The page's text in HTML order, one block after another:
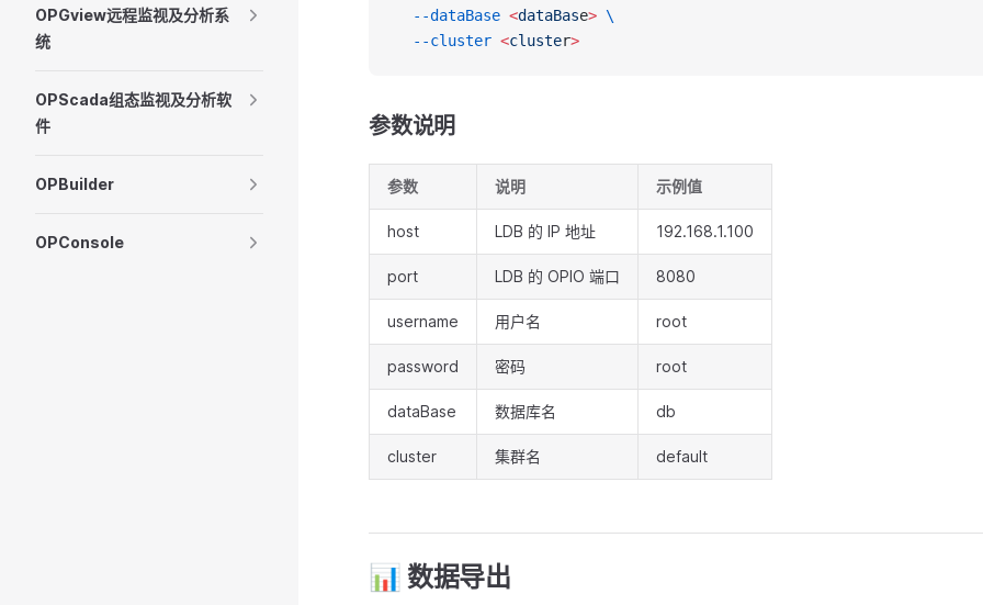
OPGview远程监视及分析系
统
OPScada组态监视及分析软
件
OPBuilder
OPConsole
  --dataBase
<dataBase> \
  --cluster
<cluster>
参数说明
参数 说明 示例值
host LDB 的 IP 地址 192.168.1.100
port LDB 的 OPIO 端口 8080
username 用户名 root
password 密码 root
dataBase 数据库名 db
cluster 集群名 default
📊 数据导出